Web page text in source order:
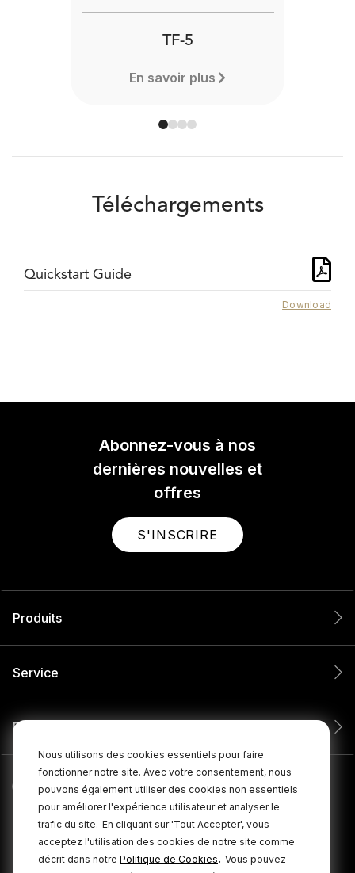
Nous utilisons des cookies essentiels pour faire
fonctionner notre site. Avec votre consentement, nous
pouvons également utiliser des cookies non essentiels
pour améliorer l'expérience utilisateur et analyser le
trafic du site. En cliquant sur 'Tout Accepter', vous
acceptez l'utilisation des cookies de notre site comme
décrit dans notre Politique de Cookies. Vous pouvez
TF-5
En savoir plus
Téléchargements
Quickstart Guide
Download
Abonnez-vous à nos
dernières nouvelles et
offres
S'INSCRIRE
Produits
Service
Entreprise